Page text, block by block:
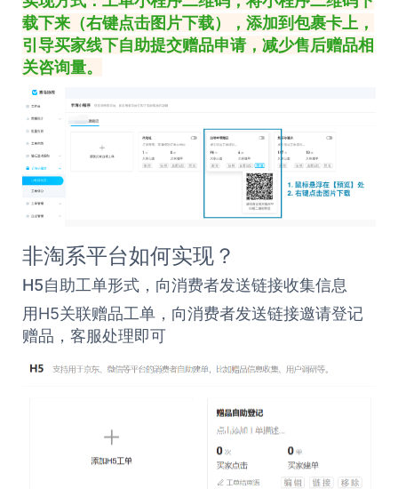
载下来（右键点击图片下载），添加到包裹卡上，
引导买家线下自助提交赠品申请，减少售后赠品相
关咨询量。
非淘系平台如何实现？
H5自助工单形式，向消费者发送链接收集信息
用H5关联赠品工单，向消费者发送链接邀请登记
赠品，客服处理即可